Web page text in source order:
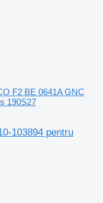
F2 BE 0641A GNC
190S27
103894 pentru